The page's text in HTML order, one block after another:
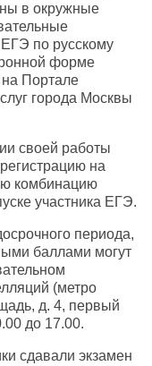
в окружные
по русскому
форме
на Портале
города Москвы
своей работы
на
комбинацию
участника ЕГЭ.
периода,
баллами могут
(метро
д. 4, первый
до 17.00.
сдавали экзамен